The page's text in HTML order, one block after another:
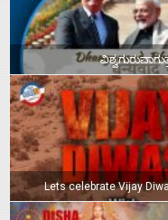
Lets celebrate Vijay